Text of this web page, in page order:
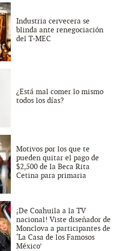
Industria cervecera se
blinda ante renegociación
del T-MEC
¿Está mal comer lo mismo
todos los días?
Motivos por los que te
pueden quitar el pago de
$2,500 de la Beca Rita
Cetina para primaria
¡De Coahuila a la TV
nacional! Viste diseñador de
Monclova a participantes de
‘La Casa de los Famosos
México’